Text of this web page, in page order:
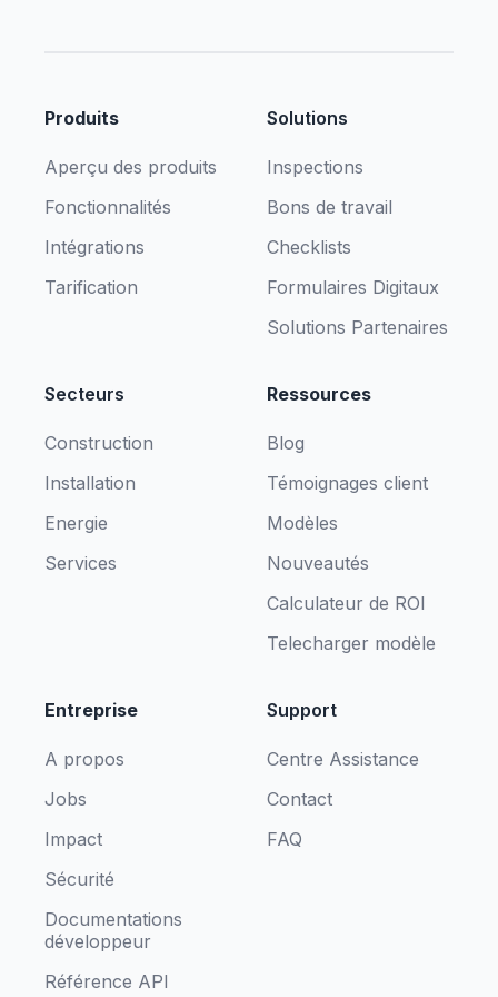
Produits
Aperçu des produits
Fonctionnalités
Intégrations
Tarification
Solutions
Inspections
Bons de travail
Checklists
Formulaires Digitaux
Solutions Partenaires
Secteurs
Construction
Installation
Energie
Services
Ressources
Blog
Témoignages client
Modèles
Nouveautés
Calculateur de ROI
Telecharger modèle
Entreprise
A propos
Jobs
Impact
Sécurité
Documentations
développeur
Référence API
Support
Centre Assistance
Contact
FAQ